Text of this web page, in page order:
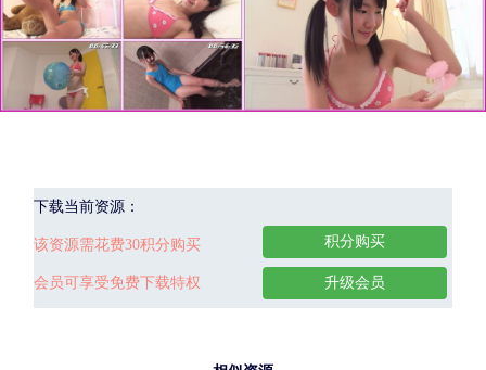
下载当前资源：
该资源需花费30积分购买
会员可享受免费下载特权
积分购买
升级会员